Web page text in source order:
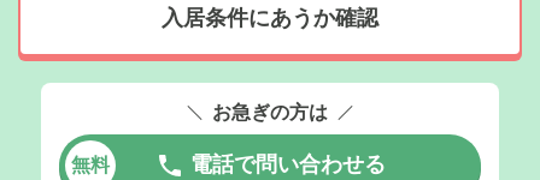
入居条件にあうか確認
お急ぎの方は
無料 電話で問い合わせる